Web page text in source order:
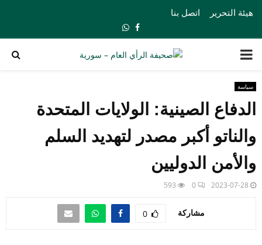
هيئة التحرير اتصل بنا
Facebook
Whatsapp
PRIMARY
MENU
سياسة
الدفاع الصينية: الولايات المتحدة
والناتو أكبر مصدر لتهديد السلم
والأمن الدوليين
2023-07-28
0
593
مشاركة 0